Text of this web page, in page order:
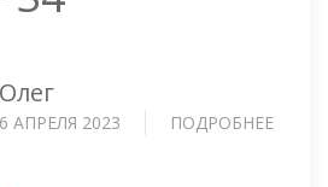
Олег
6 АПРЕЛЯ 2023 ПОДРОБНЕЕ